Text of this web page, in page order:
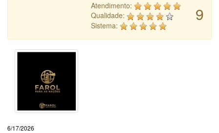
9
Atendimento:
Qualidade:
Sistema:
6/17/2026